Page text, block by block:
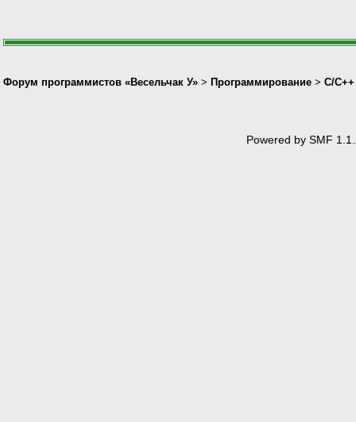
Форум программистов «Весельчак У» > Программирование > C/C++
Powered by SMF